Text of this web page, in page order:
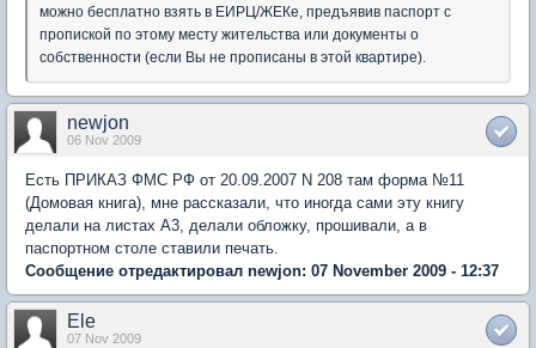
можно бесплатно взять в ЕИРЦ/ЖЕКе, предъявив паспорт с
пропиской по этому месту жительства или документы о
собственности (если Вы не прописаны в этой квартире).
newjon
06 Nov 2009
Есть ПРИКАЗ ФМС РФ от 20.09.2007 N 208 там форма №11
(Домовая книга), мне рассказали, что иногда сами эту книгу
делали на листах А3, делали обложку, прошивали, а в
паспортном столе ставили печать.
Сообщение отредактировал newjon: 07 November 2009 - 12:37
Ele
07 Nov 2009